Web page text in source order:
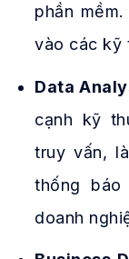
phần
vào các kỹ
Data
cạnh kỹ
truy vấn,
thống
doanh